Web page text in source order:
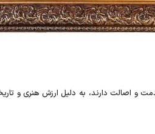
و اصالت دارند، به دلیل ارزش هنری و